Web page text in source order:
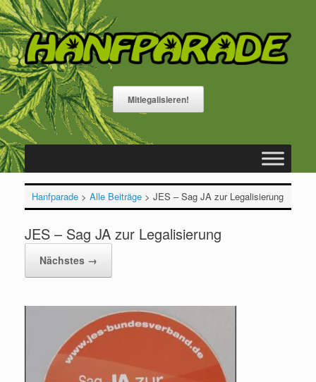
Zum
Inhalt
springen
Mitlegalisieren!
Hanfparade> Alle Beiträge> JES – Sag JA zur Legalisierung
JES – Sag JA zur Legalisierung
Nächstes →